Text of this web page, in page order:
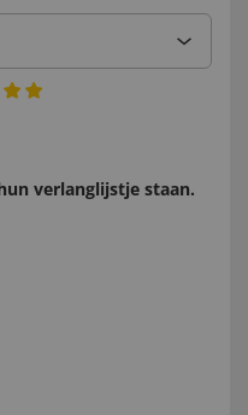
verlanglijstje staan.